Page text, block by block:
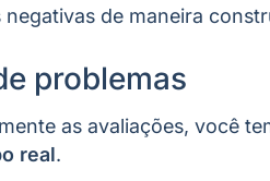
de maneira
problemas
as avaliações, você
real.